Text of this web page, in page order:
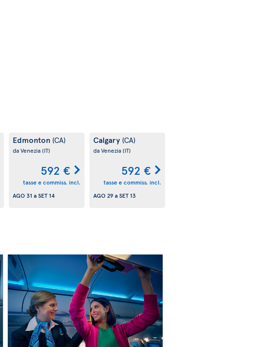
Edmonton (CA)
da Venezia(IT)
592 €
tasse e commiss. incl.
AGO 31 aSET 14
Calgary (CA)
da Venezia(IT)
592 €
tasse e commiss. incl.
AGO 29aSET 13